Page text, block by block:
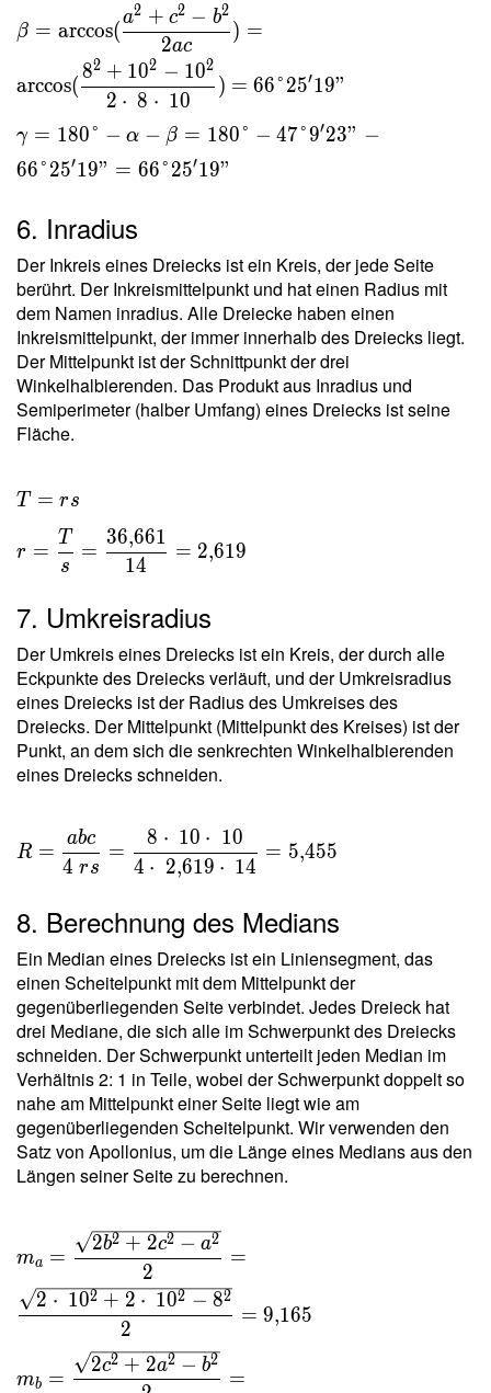
β = arccos(
2ac
a2 + c2 − b2
) =
arccos(
2 ⋅ 8 ⋅ 10
82 + 102 − 102
) = 66°25′19"
γ = 180° − α − β = 180° − 47°9′23" −
66°25′19" = 66°25′19"
6. Inradius
Der Inkreis eines Dreiecks ist ein Kreis, der jede Seite
berührt. Der Inkreismittelpunkt und hat einen Radius mit
dem Namen inradius. Alle Dreiecke haben einen
Inkreismittelpunkt, der immer innerhalb des Dreiecks liegt.
Der Mittelpunkt ist der Schnittpunkt der drei
Winkelhalbierenden. Das Produkt aus Inradius und
Semiperimeter (halber Umfang) eines Dreiecks ist seine
Fläche.
T = rs \
\\ r =
\dfrac{
T }{ s }
\dfrac{
36{,}661
}{ 14 }
=
2{,}619
T = rs
r =
s
T
=
14
36,661
= 2,619
7. Umkreisradius
Der Umkreis eines Dreiecks ist ein Kreis, der durch alle
Eckpunkte des Dreiecks verläuft, und der Umkreisradius
eines Dreiecks ist der Radius des Umkreises des
Dreiecks. Der Mittelpunkt (Mittelpunkt des Kreises) ist der
Punkt, an dem sich die senkrechten Winkelhalbierenden
eines Dreiecks schneiden.
R =
\dfrac{
4 \ r s }
\dfrac{
8 \cdot
\ 10
\cdot \
10 }{ 4
\cdot \
2{,}619
\cdot \
14 } =
5{,}455
R =
4 rs
abc
=
4 ⋅ 2,619 ⋅ 14
8 ⋅ 10 ⋅ 10
= 5,455
8. Berechnung des Medians
Ein Median eines Dreiecks ist ein Liniensegment, das
einen Scheitelpunkt mit dem Mittelpunkt der
gegenüberliegenden Seite verbindet. Jedes Dreieck hat
drei Mediane, die sich alle im Schwerpunkt des Dreiecks
schneiden. Der Schwerpunkt unterteilt jeden Median im
Verhältnis 2: 1 in Teile, wobei der Schwerpunkt doppelt so
nahe am Mittelpunkt einer Seite liegt wie am
gegenüberliegenden Scheitelpunkt. Wir verwenden den
Satz von Apollonius, um die Länge eines Medians aus den
Längen seiner Seite zu berechnen.
m_a =
\dfrac{
\sqrt{
2b^2+2c^2
ma =
2
2b2 + 2c2 − a2
=
2
2 ⋅ 102 + 2 ⋅ 102 − 82
= 9,165
mb =
2c2 + 2a2 − b2
=